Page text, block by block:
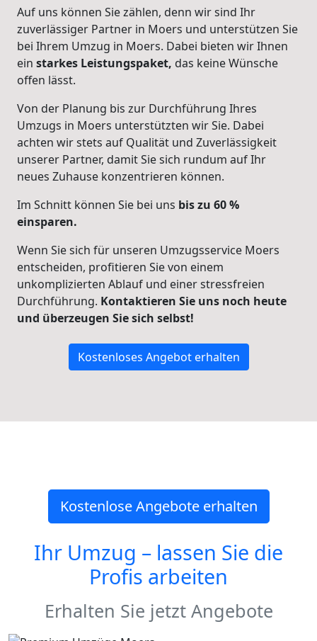
Auf uns können Sie zählen, denn wir sind Ihr
zuverlässiger Partner in Moers und unterstützen Sie
bei Ihrem Umzug in Moers. Dabei bieten wir Ihnen
ein starkes Leistungspaket, das keine Wünsche
offen lässt.
Von der Planung bis zur Durchführung Ihres
Umzugs in Moers unterstützten wir Sie. Dabei
achten wir stets auf Qualität und Zuverlässigkeit
unserer Partner, damit Sie sich rundum auf Ihr
neues Zuhause konzentrieren können.
Im Schnitt können Sie bei uns bis zu 60 %
einsparen.
Wenn Sie sich für unseren Umzugsservice Moers
entscheiden, profitieren Sie von einem
unkomplizierten Ablauf und einer stressfreien
Durchführung. Kontaktieren Sie uns noch heute
und überzeugen Sie sich selbst!
Kostenloses Angebot erhalten
Kostenlose Angebote erhalten
Ihr Umzug – lassen Sie die
Profis arbeiten
Erhalten Sie jetzt Angebote